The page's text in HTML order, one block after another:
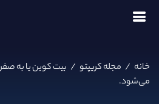
خانه / مجله کریپتو /
می‌شود.